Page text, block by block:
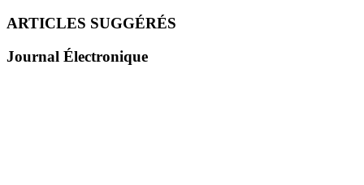
ARTICLES SUGGÉRÉS
Journal Électronique